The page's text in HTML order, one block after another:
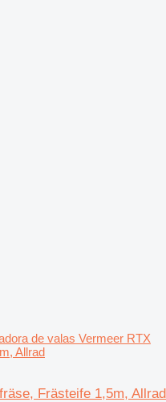
de valas Vermeer RTX
Allrad
Frästeife 1,5m, Allrad